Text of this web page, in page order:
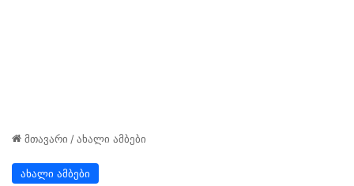
მთავარი /ახალი ამბები
ახალი ამბები